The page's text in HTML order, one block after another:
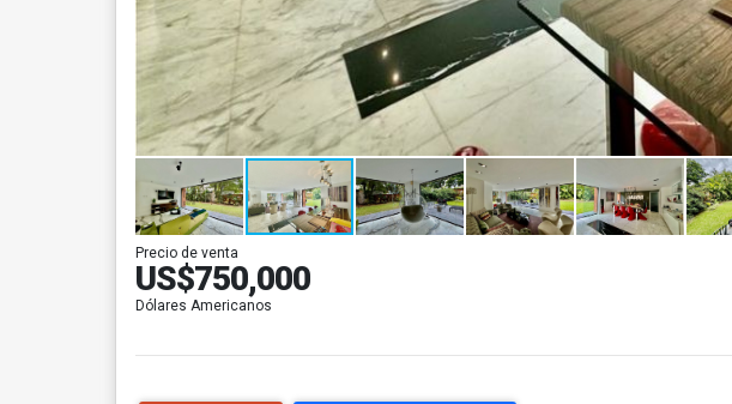
Precio de venta
US$750,000
Dólares Americanos